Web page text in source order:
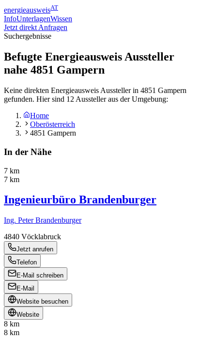
energieausweisAT
InfoUnterlagenWissen
Jetzt direkt Anfragen
Suchergebnisse
Befugte Energieausweis Aussteller
nahe 4851 Gampern
Keine direkten Energieausweis Aussteller in 4851 Gampern
gefunden. Hier sind 12 Aussteller aus der Umgebung:
Home
Oberösterreich
4851 Gampern
In der Nähe
7 km
7 km
Ingenieurbüro Brandenburger
Ing. Peter Brandenburger
4840 Vöcklabruck
Jetzt anrufen
Telefon
E-Mail schreiben
E-Mail
Website besuchen
Website
8 km
8 km